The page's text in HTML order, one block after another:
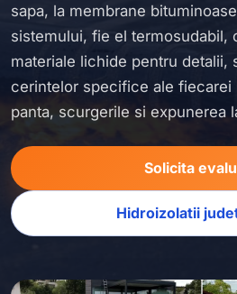
sapa, la membrane
sistemului, fie el termosudabil,
materiale lichide pentru detalii,
cerintelor specifice ale fiecarei
panta, scurgerile si expunerea
Solicita
Hidroizolatii